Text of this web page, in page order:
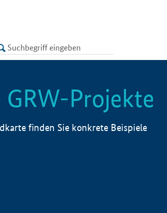
Projekte
finden Sie konkrete Beispiele